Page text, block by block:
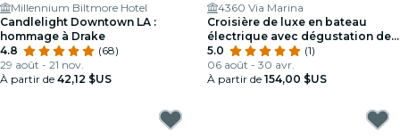
Millennium Biltmore Hotel
Candlelight Downtown LA :
hommage à Drake
4.8
(68)
29 août - 21 nov.
À partir de 42,12 $US
4360 Via Marina
Croisière de luxe en bateau
électrique avec dégustation de
vin, de la charcuterie et
observation des otaries
5.0
(1)
06 août - 30 avr.
À partir de 154,00 $US